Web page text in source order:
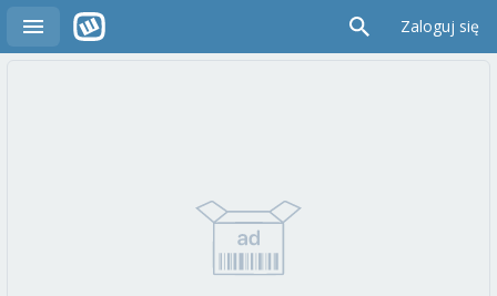
Zaloguj się